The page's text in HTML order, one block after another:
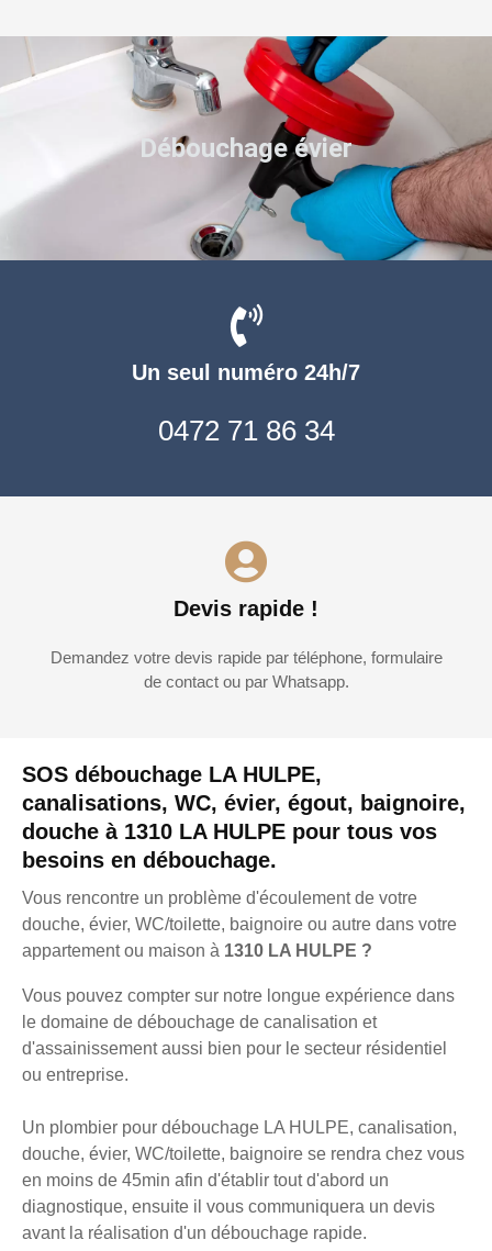
SOS débouchage LA HULPE,
canalisations, WC, évier, égout, baignoire,
douche à 1310 LA HULPE pour tous vos
besoins en débouchage.
Vous rencontre un problème d'écoulement de votre
douche, évier, WC/toilette, baignoire ou autre dans votre
appartement ou maison à 1310 LA HULPE ?
Vous pouvez compter sur notre longue expérience dans
le domaine de débouchage de canalisation et
d'assainissement aussi bien pour le secteur résidentiel
ou entreprise.
Un plombier pour débouchage LA HULPE, canalisation,
douche, évier, WC/toilette, baignoire se rendra chez vous
en moins de 45min afin d'établir tout d'abord un
diagnostique, ensuite il vous communiquera un devis
avant la réalisation d'un débouchage rapide.
Un seul numéro 24h/7
0472 71 86 34
Devis rapide !
Demandez votre devis rapide par téléphone, formulaire
de contact ou par Whatsapp.
Débouchage évier